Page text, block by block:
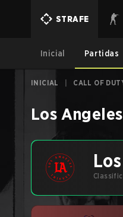
STRAFE
Inicial Partidas
INICIAL CALL OF
Los